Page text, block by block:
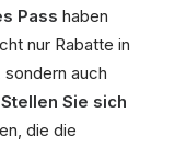
Pass haben
nur Rabatte in
auch
Stellen Sie sich
die die